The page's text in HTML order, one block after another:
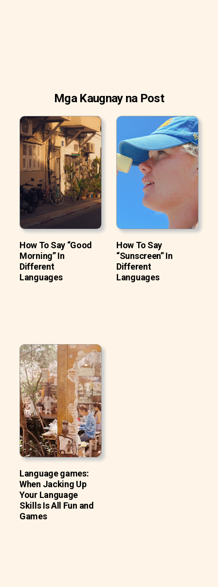
Mga Kaugnay na Post
How To Say “Good
Morning” In
Different
Languages
How To Say
“Sunscreen” In
Different
Languages
Language games:
When Jacking Up
Your Language
Skills Is All Fun and
Games